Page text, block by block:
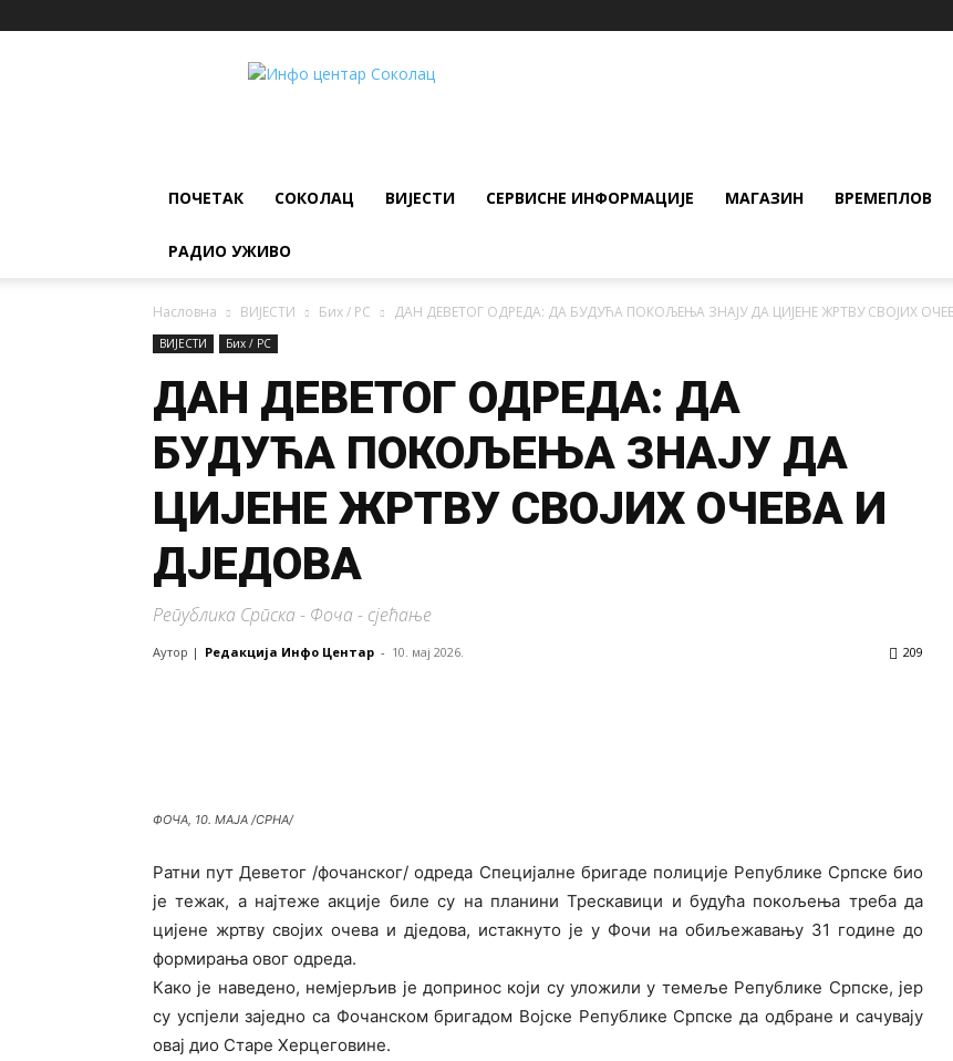
ИНФО
ПОЧЕТАК СОКОЛАЦ ВИЈЕСТИ СЕРВИСНЕ ИНФОРМАЦИЈЕ МАГАЗИН ВРЕМЕПЛОВ
РАДИО УЖИВО
Насловна ВИЈЕСТИ Бих / РС ДАН ДЕВЕТОГ ОДРЕДА: ДА БУДУЋА ПОКОЉЕЊА ЗНАЈУ ДА ЦИЈЕНЕ ЖРТВУ СВОЈИХ
ВИЈЕСТИ Бих / РС
ДАН ДЕВЕТОГ ОДРЕДА: ДА
БУДУЋА ПОКОЉЕЊА ЗНАЈУ ДА
ЦИЈЕНЕ ЖРТВУ СВОЈИХ ОЧЕВА И
Д‌ЈЕДОВА
Република Српска - Фоча - сјећање
Аутор | Редакција Инфо Центар - 10. мај 2026. 209
ФОЧА, 10. МАЈА /СРНА/
Ратни пут Деветог /фочанског/ одреда Специјалне бригаде полиције Републике Српске био
је тежак, а најтеже акције биле су на планини Трескавици и будућа покољења треба да
цијене жртву својих очева и д‌једова, истакнуто је у Фочи на обиљежавању 31 године до
формирања овог одреда.
Како је наведено, немјерљив је допринос који су уложили у темеље Републике Српске, јер
су успјели заједно са Фочанском бригадом Војске Републике Српске да одбране и сачувају
овај дио Старе Херцеговине.